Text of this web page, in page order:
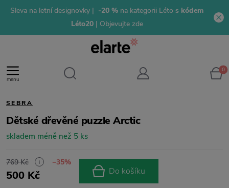
Sleva na letní designovky | -20 % na kategorii Léto s kódem
Léto20 | Objevujte zde
menu
0
SEBRA
Dětské dřevěné puzzle Arctic
skladem méně než 5 ks
769 Kč −35%
500 Kč Do košíku